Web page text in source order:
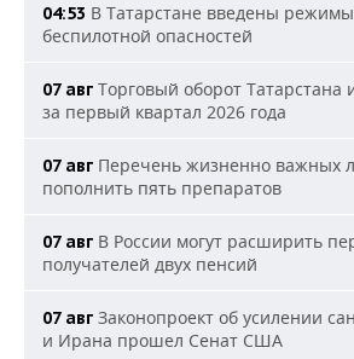
04:53 В Татарстане введены
беспилотной опасностей
07 авг Торговый оборот Татарстана
за первый квартал 2026 года
07 авг Перечень жизненно важных
пополнить пять препаратов
07 авг В России могут расширить
получателей двух пенсий
07 авг Законопроект об усилении
и Ирана прошел Сенат США